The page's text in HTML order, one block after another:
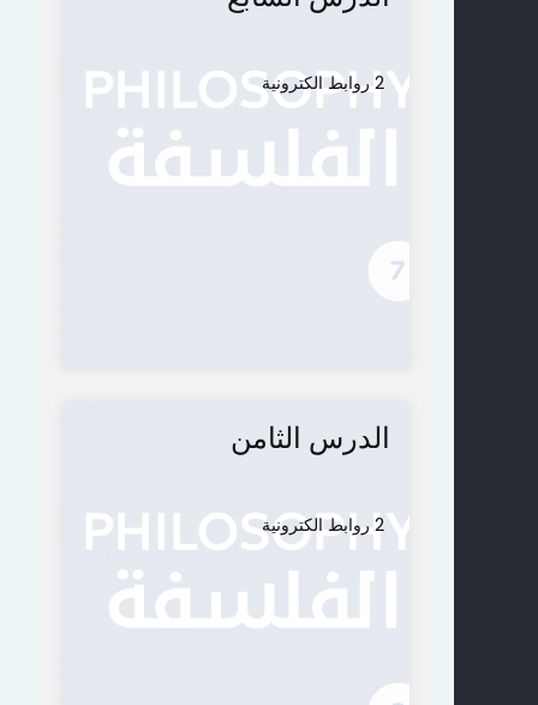
2 روابط الكترونية
الدرس الثامن
2 روابط الكترونية